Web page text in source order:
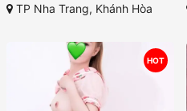
TP Nha Trang, Khánh Hòa
HOT